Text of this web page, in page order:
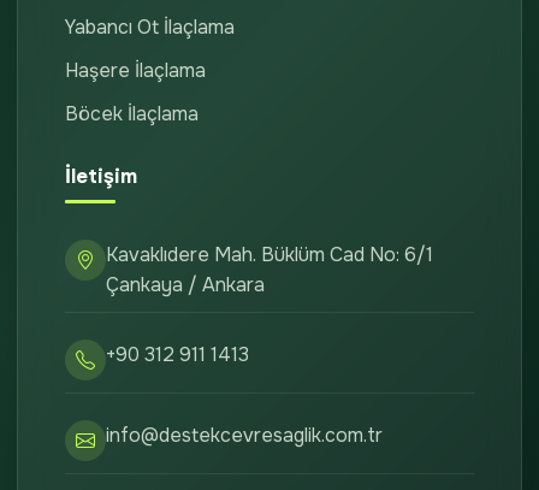
Yabancı Ot İlaçlama
Haşere İlaçlama
Böcek İlaçlama
İletişim
Kavaklıdere Mah. Büklüm Cad No: 6/1
Çankaya / Ankara
+90 312 911 1413
info@destekcevresaglik.com.tr